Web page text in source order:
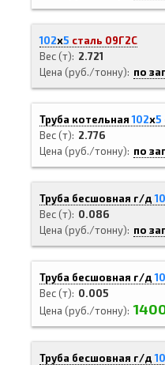
102х5 сталь 09Г2С
Вес (т)
2.721
Цена (руб./тонну)
по
Труба котельная102х5
Вес (т)
2.776
Цена (руб./тонну)
по
Труба бесшовная г/д
Вес (т)
0.086
Цена (руб./тонну)
по
Труба бесшовная г/д
Вес (т)
0.005
Цена (руб./тонну)
Труба бесшовная г/д